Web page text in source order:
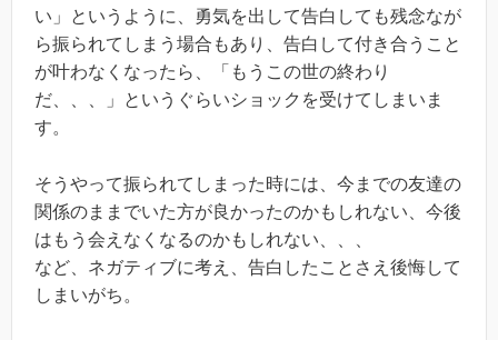
い」というように、勇気を出して告白しても残念なが
ら振られてしまう場合もあり、告白して付き合うこと
が叶わなくなったら、「もうこの世の終わり
だ、、、」というぐらいショックを受けてしまいま
す。
そうやって振られてしまった時には、今までの友達の
関係のままでいた方が良かったのかもしれない、今後
はもう会えなくなるのかもしれない、、、
など、ネガティブに考え、告白したことさえ後悔して
しまいがち。